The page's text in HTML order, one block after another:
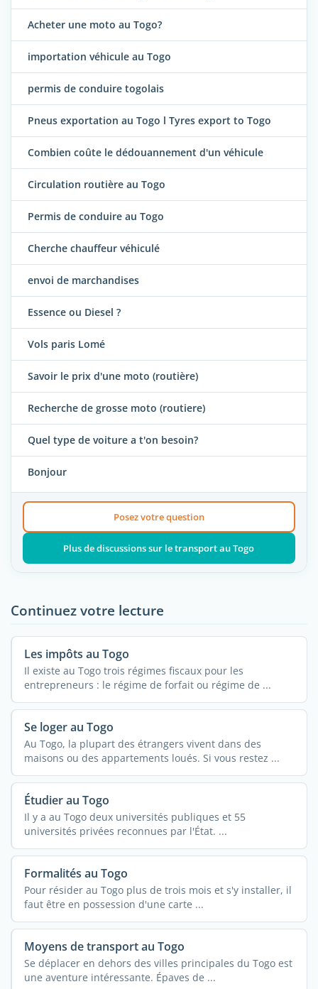
Acheter une moto au Togo?
importation véhicule au Togo
permis de conduire togolais
Pneus exportation au Togo l Tyres export to Togo
Combien coûte le dédouannement d'un véhicule
Circulation routière au Togo
Permis de conduire au Togo
Cherche chauffeur véhiculé
envoi de marchandises
Essence ou Diesel ?
Vols paris Lomé
Savoir le prix d'une moto (routière)
Recherche de grosse moto (routiere)
Quel type de voiture a t'on besoin?
Bonjour
Posez votre question
Plus de discussions sur le transport au Togo
Continuez votre lecture
Les impôts au Togo
Il existe au Togo trois régimes fiscaux pour les
entrepreneurs : le régime de forfait ou régime de ...
Se loger au Togo
Au Togo, la plupart des étrangers vivent dans des
maisons ou des appartements loués. Si vous restez ...
Étudier au Togo
Il y a au Togo deux universités publiques et 55
universités privées reconnues par l'État. ...
Formalités au Togo
Pour résider au Togo plus de trois mois et s'y installer, il
faut être en possession d'une carte ...
Moyens de transport au Togo
Se déplacer en dehors des villes principales du Togo est
une aventure intéressante. Épaves de ...